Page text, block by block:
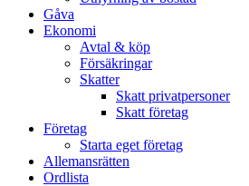
Gåva
Ekonomi
Avtal & köp
Försäkringar
Skatter
Skatt privatpersoner
Skatt företag
Företag
Starta eget företag
Allemansrätten
Ordlista